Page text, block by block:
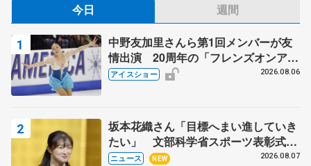
今日 週間
中野友加里さんら第1回メンバーが友
情出演 20周年の「フレンズオンアイ
ス」 宮本賢二さん、有川梨絵さん、
アイスショー 2026.08.06
坂本花織さん「目標へまい進していき
たい」 文部科学省スポーツ表彰式で
代表謝辞
ニュース NEW 2026.08.07